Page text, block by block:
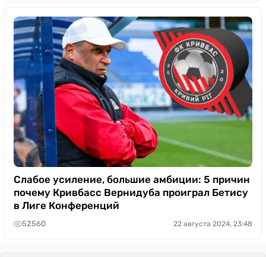
Слабое усиление, большие амбиции: 5 причин
почему Кривбасс Вернидуба проиграл Бетису
в Лиге Конференций
52560 22 августа 2024, 23:48